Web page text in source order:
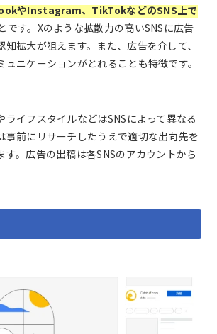
やInstagram、TikTokなどのSNS上で
です。Xのような拡散力の高いSNSに広告
拡大が狙えます。また、広告を介して、
ニケーションがとれることも特徴です。
ライフスタイルなどはSNSによって異なる
事前にリサーチしたうえで適切な出向先を
す。広告の出稿は各SNSのアカウントから